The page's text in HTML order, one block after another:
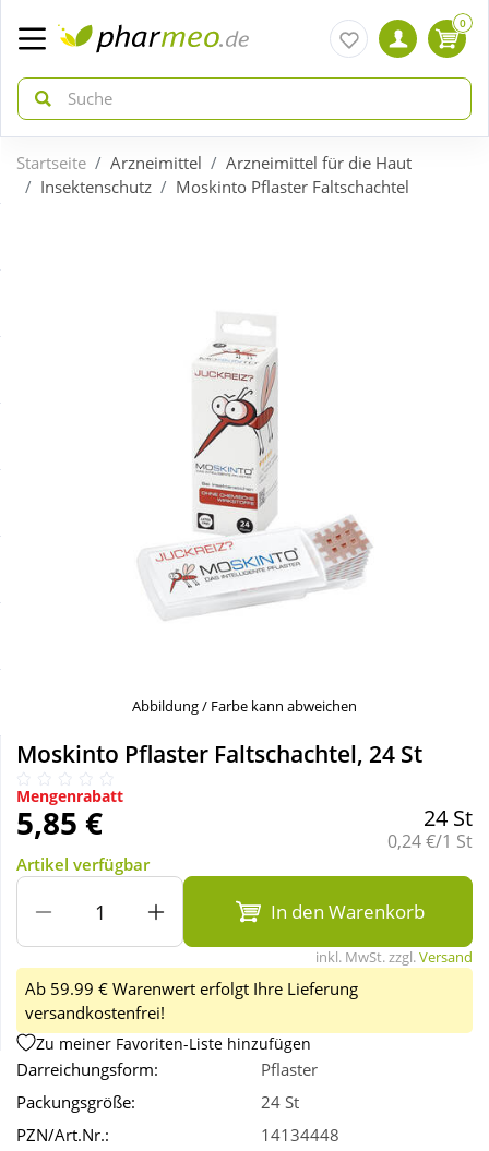
zurück
Täglich gut versorgt
zurück
Körperpflege & Kosmetik
Nahrungsergänzung
Natur & Homöopathie
Sanitätshaus
Sport & Fitness
Tierbedarf
Wellness
0
Startseite Arzneimittel
Arzneimittel für die Haut
Insektenschutz
Moskinto Pflaster Faltschachtel
Abbildung / Farbe kann abweichen
Moskinto Pflaster Faltschachtel, 24 St
Mengenrabatt
5,85 € 24 St
Grundpreis:
0,24 €/1 St
Artikel verfügbar
In den Warenkorb
inkl. MwSt. zzgl.Versand
Ab 59.99 € Warenwert erfolgt Ihre Lieferung
versandkostenfrei!
Zu meiner Favoriten-Liste hinzufügen
Darreichungsform:
Pflaster
Packungsgröße:
24 St
PZN/Art.Nr.:
14134448